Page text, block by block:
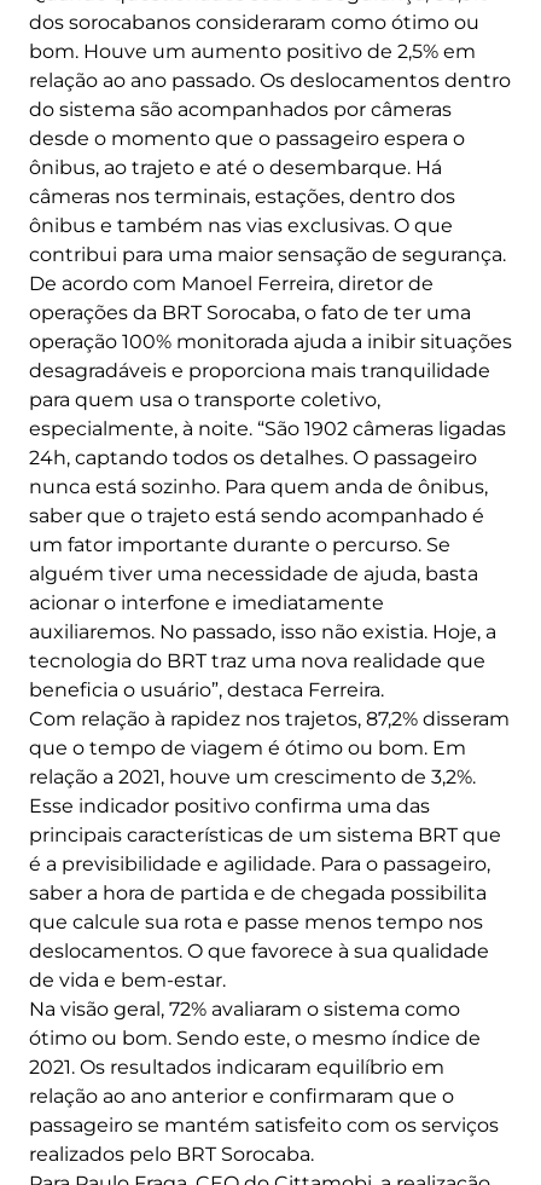
dos sorocabanos consideraram como ótimo ou
bom. Houve um aumento positivo de 2,5% em
relação ao ano passado. Os deslocamentos dentro
do sistema são acompanhados por câmeras
desde o momento que o passageiro espera o
ônibus, ao trajeto e até o desembarque. Há
câmeras nos terminais, estações, dentro dos
ônibus e também nas vias exclusivas. O que
contribui para uma maior sensação de segurança.
De acordo com Manoel Ferreira, diretor de
operações da BRT Sorocaba, o fato de ter uma
operação 100% monitorada ajuda a inibir situações
desagradáveis e proporciona mais tranquilidade
para quem usa o transporte coletivo,
especialmente, à noite. “São 1902 câmeras ligadas
24h, captando todos os detalhes. O passageiro
nunca está sozinho. Para quem anda de ônibus,
saber que o trajeto está sendo acompanhado é
um fator importante durante o percurso. Se
alguém tiver uma necessidade de ajuda, basta
acionar o interfone e imediatamente
auxiliaremos. No passado, isso não existia. Hoje, a
tecnologia do BRT traz uma nova realidade que
beneficia o usuário”, destaca Ferreira.
Com relação à rapidez nos trajetos, 87,2% disseram
que o tempo de viagem é ótimo ou bom. Em
relação a 2021, houve um crescimento de 3,2%.
Esse indicador positivo confirma uma das
principais características de um sistema BRT que
é a previsibilidade e agilidade. Para o passageiro,
saber a hora de partida e de chegada possibilita
que calcule sua rota e passe menos tempo nos
deslocamentos. O que favorece à sua qualidade
de vida e bem-estar.
Na visão geral, 72% avaliaram o sistema como
ótimo ou bom. Sendo este, o mesmo índice de
2021. Os resultados indicaram equilíbrio em
relação ao ano anterior e confirmaram que o
passageiro se mantém satisfeito com os serviços
realizados pelo BRT Sorocaba.